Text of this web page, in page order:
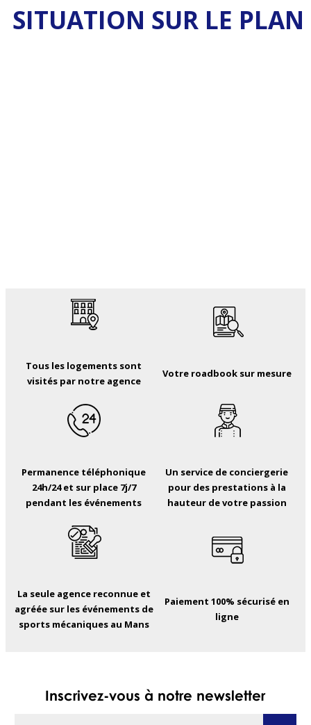
SITUATION SUR LE PLAN
Tous les logements sont
visités par notre agence
Votre roadbook sur mesure
Permanence téléphonique
24h/24 et sur place 7j/7
pendant les événements
Un service de conciergerie
pour des prestations à la
hauteur de votre passion
La seule agence reconnue et
agréée sur les événements de
sports mécaniques au Mans
Paiement 100% sécurisé en
ligne
Inscrivez-vous à notre newsletter